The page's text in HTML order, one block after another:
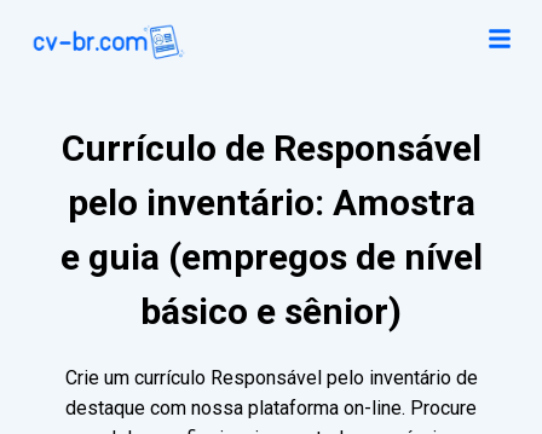
Currículo de Responsável
pelo inventário: Amostra
e guia (empregos de nível
básico e sênior)
Crie um currículo Responsável pelo inventário de
destaque com nossa plataforma on-line. Procure